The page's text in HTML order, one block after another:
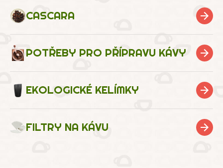
CASCARA
POTŘEBY PRO PŘÍPRAVU KÁVY
EKOLOGICKÉ KELÍMKY
FILTRY NA KÁVU